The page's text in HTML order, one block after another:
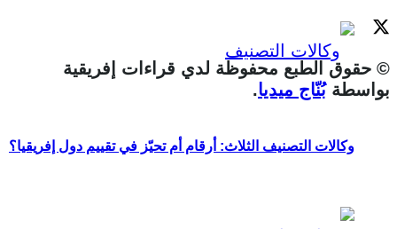
وكالات التصنيف الثلاث: أرقام أم تحيّز في تقييم دول إفريقيا؟
© حقوق الطبع محفوظة لدي قراءات إفريقية
بواسطةبُنّاج ميديا.